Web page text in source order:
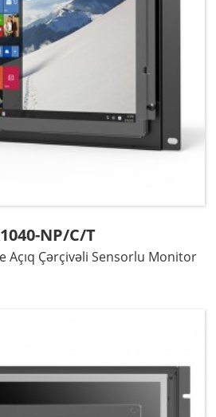
NP/C/T
Açıq Çərçivəli Sensorlu Monitor